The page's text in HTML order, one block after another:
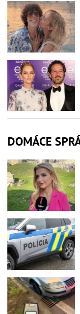
DOMÁCE